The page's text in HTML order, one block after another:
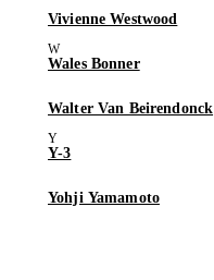
Vivienne Westwood
Wales Bonner
Walter Van Beirendonck
Y-3
Yohji Yamamoto